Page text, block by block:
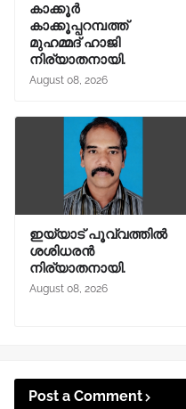
കാക്കൂര്‍
കാക്കൂപ്പറമ്പത്ത്
മുഹമ്മദ് ഹാജി
നിര്യാതനായി.
August 08, 2026
ഇയ്യാട് പൂവ്വത്തിൽ
ശശിധരൻ
നിര്യാതനായി.
August 08, 2026
Post a Comment